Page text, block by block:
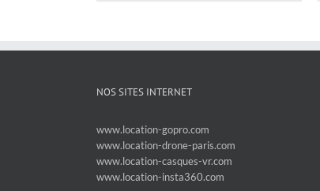
NOS SITES INTERNET
www.location-gopro.com
www.location-drone-paris.com
www.location-casques-vr.com
www.location-insta360.com